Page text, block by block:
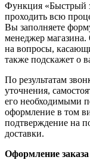
Функция «Быстрый
проходить всю
Вы заполняете
менеджер магазина.
на вопросы,
также подскажет о
По результатам
уточнения,
его необходимыми
оформление в том
подтверждение на
доставки.
Оформление